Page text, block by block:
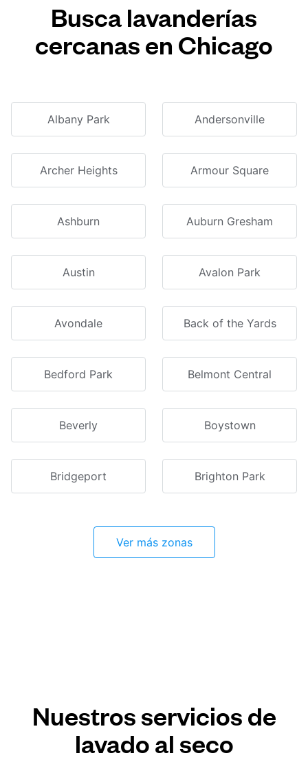
Busca lavanderías
cercanas en Chicago
Albany Park Andersonville
Archer Heights Armour Square
Ashburn Auburn Gresham
Austin Avalon Park
Avondale Back of the Yards
Bedford Park Belmont Central
Beverly Boystown
Bridgeport Brighton Park
Ver más zonas
Nuestros servicios de
lavado al seco